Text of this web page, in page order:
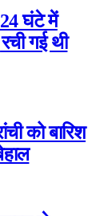
घंटे में
गई थी
को बारिश